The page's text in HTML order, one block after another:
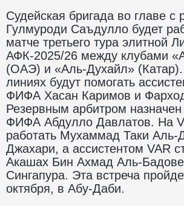
Судейская бригада во главе
Гулмуроди Саъдулло будет
матче третьего тура элитной
АФК-2025/26 между клубами
(ОАЭ) и «Аль-Духайл»
линиях будут помогать
ФИФА Хасан Каримов и
Резервным арбитром
ФИФА Абдулло Давлатов. На
работать Мухаммад Таки
Джахари, а ассистентом VAR
Акашах Бин Ахмад Аль-
Сингапура. Эта встреча
октября, в Абу-Даби.